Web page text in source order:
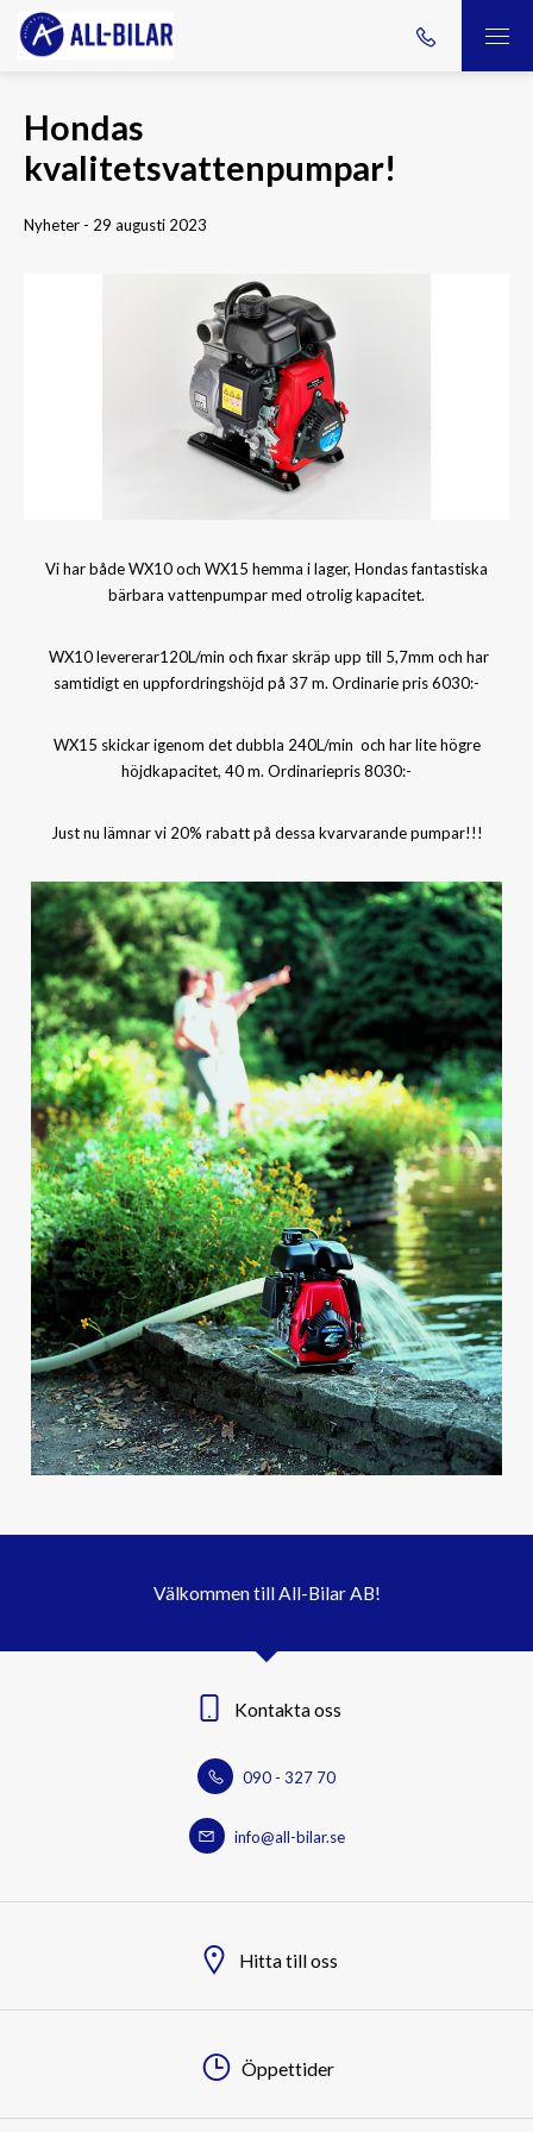
Hondas
kvalitetsvattenpumpar!
Nyheter - 29 augusti 2023
Vi har både WX10 och WX15 hemma i lager, Hondas fantastiska
bärbara vattenpumpar med otrolig kapacitet.
WX10 levererar120L/min och fixar skräp upp till 5,7mm och har
samtidigt en uppfordringshöjd på 37 m. Ordinarie pris 6030:-
WX15 skickar igenom det dubbla 240L/min och har lite högre
höjdkapacitet, 40 m. Ordinariepris 8030:-
Just nu lämnar vi 20% rabatt på dessa kvarvarande pumpar!!!
Välkommen till All-Bilar AB!
Kontakta oss
090 - 327 70
info@all-bilar.se
Hitta till oss
Öppettider